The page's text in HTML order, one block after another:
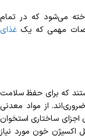
می‌شود که در تمام
مهمی که یک غذای
که برای حفظ سلامت
از مواد معدنی
اجزای ساختاری استخوان
اکسیژن خون مورد نیاز